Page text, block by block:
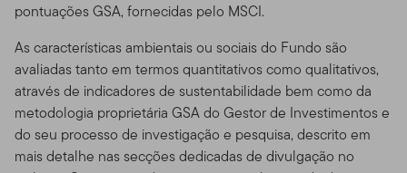
pontuações GSA, fornecidas pelo MSCI.
As características ambientais ou sociais do Fundo são
avaliadas tanto em termos quantitativos como qualitativos,
através de indicadores de sustentabilidade bem como da
metodologia proprietária GSA do Gestor de Investimentos e
do seu processo de investigação e pesquisa, descrito em
mais detalhe nas secções dedicadas de divulgação no